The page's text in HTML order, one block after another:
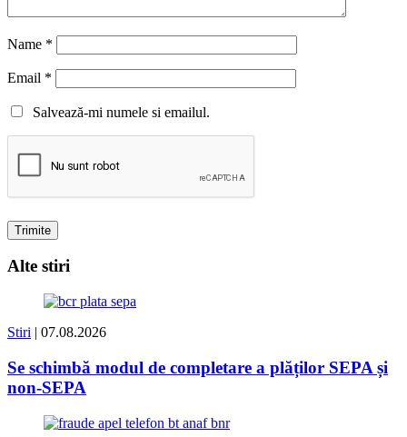
Name *
Email *
Salvează-mi numele si emailul.
Alte stiri
Stiri | 07.08.2026
Se schimbă modul de completare a plăților SEPA și
non-SEPA